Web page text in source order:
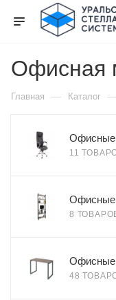
Офисная
Главная — Каталог
Офисные
11
Офисные
8
Офисные
48